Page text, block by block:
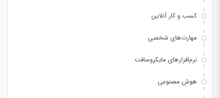
کسب و کار آنلاین
مهارت‌های شخصی
نرم‌افزارهای مایکروسافت
هوش مصنوعی